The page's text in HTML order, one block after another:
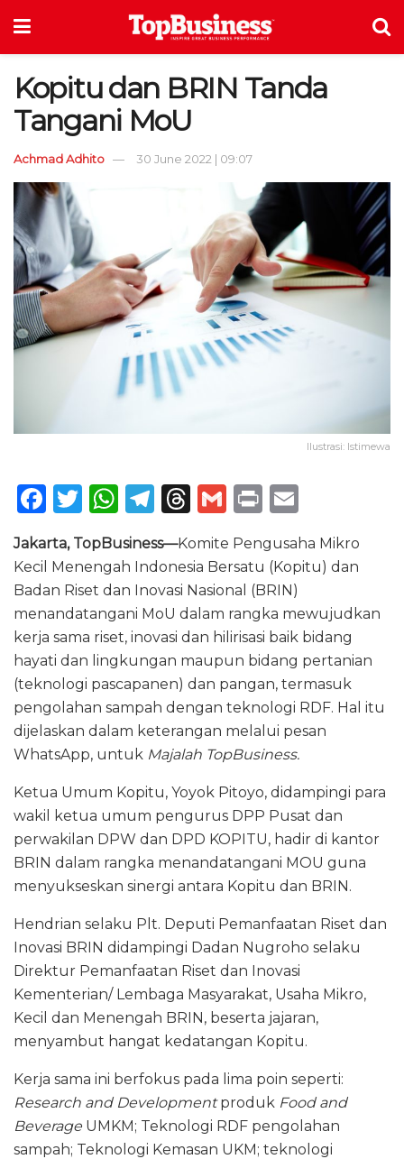
Kopitu dan BRIN Tanda
Tangani MoU
Achmad Adhito 30 June 2022 | 09:07
Ilustrasi: Istimewa
F
c
e
b
o
o
k
T
it
te
r
W
h
a
ts
A
p
p
T
e
g
ra
m
T
re
a
d
s
G
ai
l
P
n
t
ai
Jakarta, TopBusiness—Komite Pengusaha Mikro
Kecil Menengah Indonesia Bersatu (Kopitu) dan
Badan Riset dan Inovasi Nasional (BRIN)
menandatangani MoU dalam rangka mewujudkan
kerja sama riset, inovasi dan hilirisasi baik bidang
hayati dan lingkungan maupun bidang pertanian
(teknologi pascapanen) dan pangan, termasuk
pengolahan sampah dengan teknologi RDF. Hal itu
dijelaskan dalam keterangan melalui pesan
WhatsApp, untuk Majalah TopBusiness.
Ketua Umum Kopitu, Yoyok Pitoyo, didampingi para
wakil ketua umum pengurus DPP Pusat dan
perwakilan DPW dan DPD KOPITU, hadir di kantor
BRIN dalam rangka menandatangani MOU guna
menyukseskan sinergi antara Kopitu dan BRIN.
Hendrian selaku Plt. Deputi Pemanfaatan Riset dan
Inovasi BRIN didampingi Dadan Nugroho selaku
Direktur Pemanfaatan Riset dan Inovasi
Kementerian/ Lembaga Masyarakat, Usaha Mikro,
Kecil dan Menengah BRIN, beserta jajaran,
menyambut hangat kedatangan Kopitu.
Kerja sama ini berfokus pada lima poin seperti:
Research and Developmentproduk Food and
Beverage UMKM; Teknologi RDF pengolahan
sampah; Teknologi Kemasan UKM; teknologi